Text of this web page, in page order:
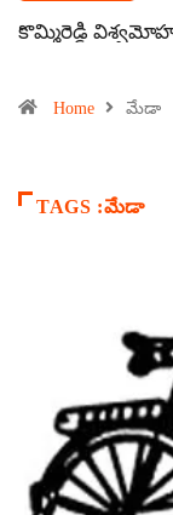
కొమ్మిరెడ్డి
Home మేడా
TAGS :మేడా